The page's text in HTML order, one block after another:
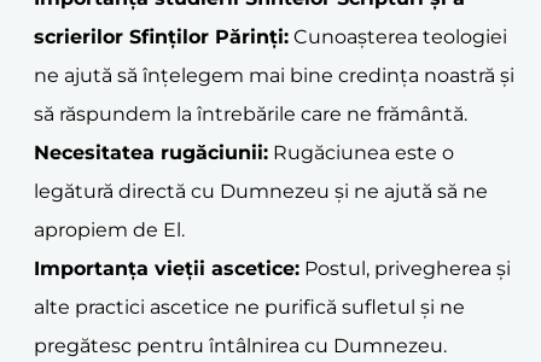
scrierilor Sfinților Părinți: Cunoașterea teologiei
ne ajută să înțelegem mai bine credința noastră și
să răspundem la întrebările care ne frământă.
Necesitatea rugăciunii: Rugăciunea este o
legătură directă cu Dumnezeu și ne ajută să ne
apropiem de El.
Importanța vieții ascetice: Postul, privegherea și
alte practici ascetice ne purifică sufletul și ne
pregătesc pentru întâlnirea cu Dumnezeu.